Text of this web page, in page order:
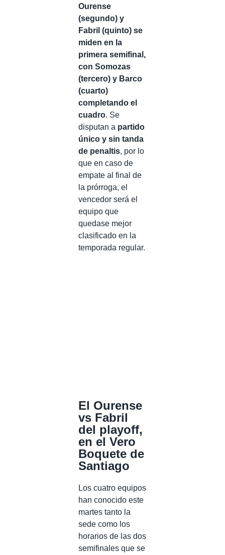
Ourense
(segundo) y
Fabril (quinto) se
miden en la
primera semifinal,
con Somozas
(tercero) y Barco
(cuarto)
completando el
cuadro. Se
disputan a partido
único y sin tanda
de penaltis, por lo
que en caso de
empate al final de
la prórroga, el
vencedor será el
equipo que
quedase mejor
clasificado en la
temporada regular.
El Ourense
vs Fabril
del playoff,
en el Vero
Boquete de
Santiago
Los cuatro equipos
han conocido este
martes tanto la
sede como los
horarios de las dos
semifinales que se